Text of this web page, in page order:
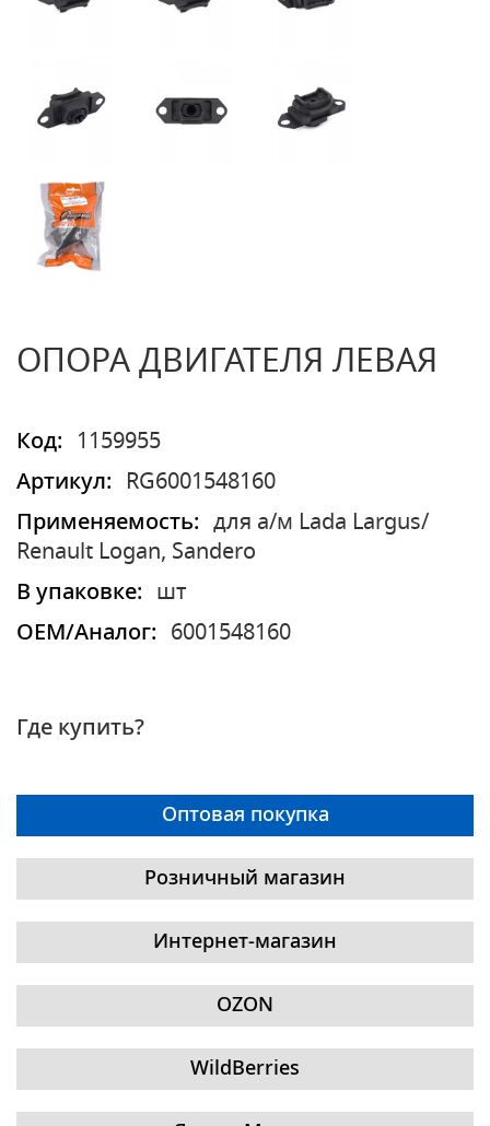
ОПОРА ДВИГАТЕЛЯ ЛЕВАЯ
Код:
1159955
Артикул:
RG6001548160
Применяемость:
для а/м Lada Largus/
Renault Logan, Sandero
В упаковке:
шт
OEM/Аналог:
6001548160
Где купить?
Оптовая покупка
Розничный магазин
Интернет-магазин
OZON
WildBerries